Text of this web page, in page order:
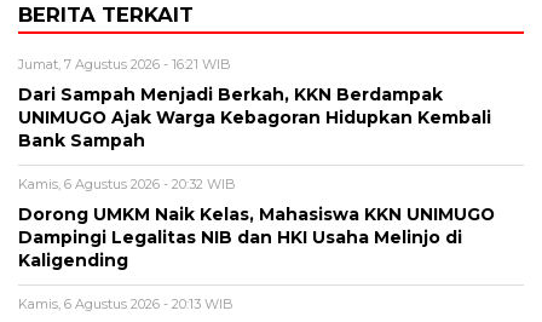
BERITA TERKAIT
Jumat, 7 Agustus 2026 - 16:21 WIB
Dari Sampah Menjadi Berkah, KKN Berdampak
UNIMUGO Ajak Warga Kebagoran Hidupkan Kembali
Bank Sampah
Kamis, 6 Agustus 2026 - 20:32 WIB
Dorong UMKM Naik Kelas, Mahasiswa KKN UNIMUGO
Dampingi Legalitas NIB dan HKI Usaha Melinjo di
Kaligending
Kamis, 6 Agustus 2026 - 20:13 WIB